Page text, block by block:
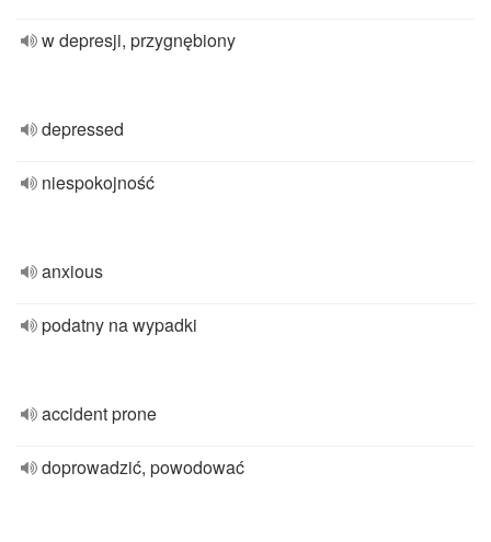
w depresji, przygnębiony
depressed
niespokojność
anxious
podatny na wypadki
accident prone
doprowadzić, powodować